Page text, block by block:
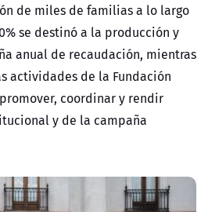
de miles de familias a lo largo
se destinó a la producción y
anual de recaudación, mientras
actividades de la Fundación
coordinar y rendir
y de la campaña